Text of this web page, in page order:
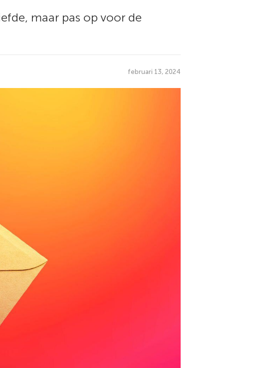
maar pas op voor de
februari 13, 2024